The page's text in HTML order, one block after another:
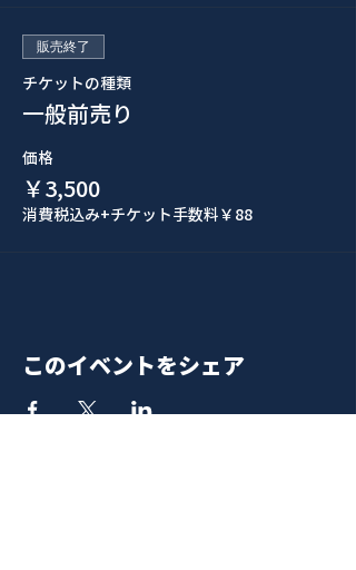
販売終了
チケットの種類
一般前売り
価格
￥3,500
消費税込み+チケット手数料￥88
このイベントをシェア